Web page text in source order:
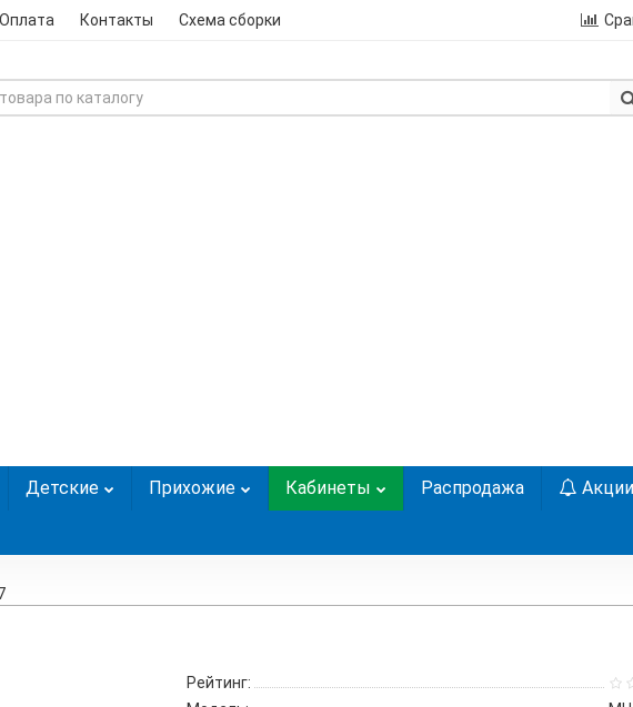
Оплата Контакты Схема сборки
Детские Прихожие Кабинеты Распродажа Акции
Рейтинг: